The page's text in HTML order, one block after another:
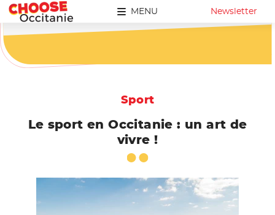
MENU Newsletter
Sport
Le sport en Occitanie : un art de
vivre !